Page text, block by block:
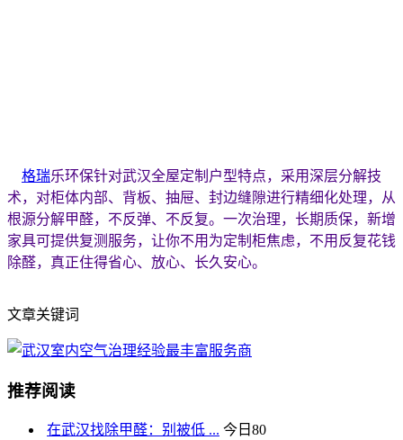
格瑞乐环保针对武汉全屋定制户型特点，采用深层分解技
术，对柜体内部、背板、抽屉、封边缝隙进行精细化处理，从
根源分解甲醛，不反弹、不反复。一次治理，长期质保，新增
家具可提供复测服务，让你不用为定制柜焦虑，不用反复花钱
除醛，真正住得省心、放心、长久安心。
文章关键词
推荐阅读
在武汉找除甲醛：别被低 ... 今日 80